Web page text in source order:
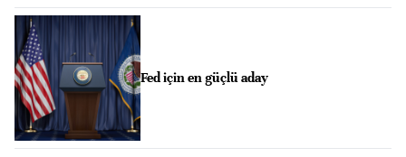
Fed için en güçlü aday